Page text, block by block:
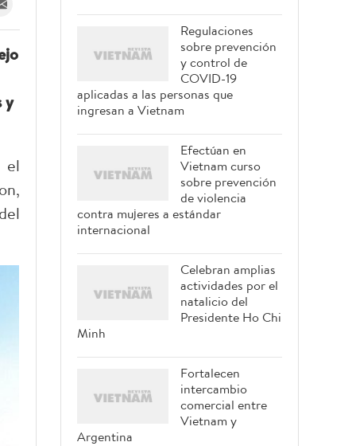
y
el
Regulaciones
sobre prevención
y control de
COVID-19
aplicadas a las personas que
ingresan a Vietnam
Efectúan en
Vietnam curso
sobre prevención
de violencia
contra mujeres a estándar
internacional
Celebran amplias
actividades por el
natalicio del
Presidente Ho Chi
Minh
Fortalecen
intercambio
comercial entre
Vietnam y
Argentina